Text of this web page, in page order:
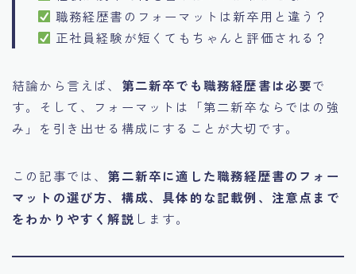
職務経歴書のフォーマットは新卒用と違う？
正社員経験が短くてもちゃんと評価される？
結論から言えば、 第二新卒でも職務経歴書は必要で
す。そして、フォーマットは「第二新卒ならではの強
み」を引き出せる構成にすることが大切です。
この記事では、 第二新卒に適した職務経歴書のフォー
マットの選び方、構成、具体的な記載例、注意点まで
をわかりやすく解説 します。